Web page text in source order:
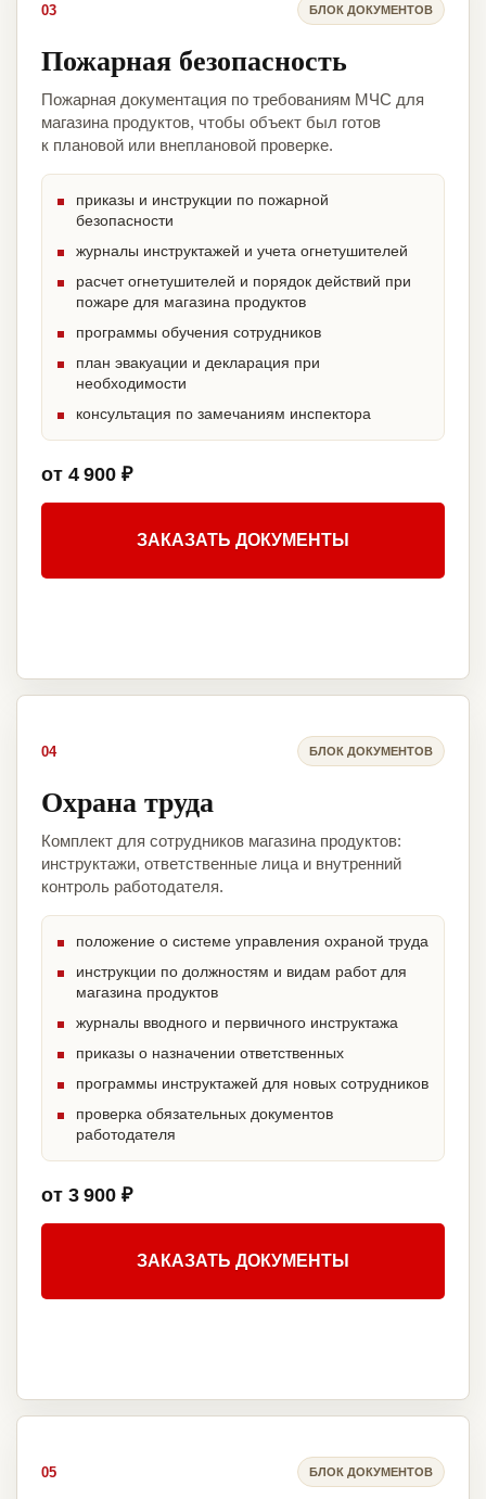
03 БЛОК ДОКУМЕНТОВ
Пожарная безопасность
Пожарная документация по требованиям МЧС для
магазина продуктов, чтобы объект был готов
к плановой или внеплановой проверке.
приказы и инструкции по пожарной
безопасности
журналы инструктажей и учета огнетушителей
расчет огнетушителей и порядок действий при
пожаре для магазина продуктов
программы обучения сотрудников
план эвакуации и декларация при
необходимости
консультация по замечаниям инспектора
от 4 900 ₽
ЗАКАЗАТЬ ДОКУМЕНТЫ
04 БЛОК ДОКУМЕНТОВ
Охрана труда
Комплект для сотрудников магазина продуктов:
инструктажи, ответственные лица и внутренний
контроль работодателя.
положение о системе управления охраной труда
инструкции по должностям и видам работ для
магазина продуктов
журналы вводного и первичного инструктажа
приказы о назначении ответственных
программы инструктажей для новых сотрудников
проверка обязательных документов
работодателя
от 3 900 ₽
ЗАКАЗАТЬ ДОКУМЕНТЫ
05 БЛОК ДОКУМЕНТОВ